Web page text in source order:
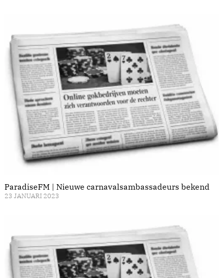
ParadiseFM | Nieuwe carnavalsambassadeurs bekend
23 JANUARI 2023